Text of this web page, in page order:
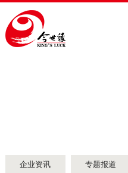
企业资讯 专题报道